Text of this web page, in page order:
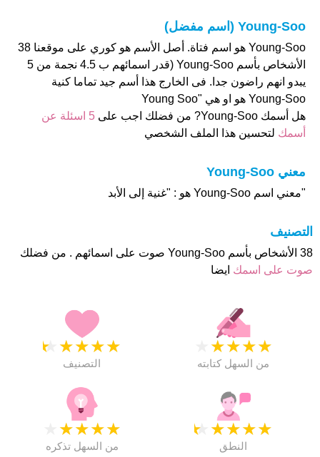
Young-Soo (اسم مفضل)
Young-Soo هو اسم فتاة. أصل الأسم هو كوري على موقعنا 38
الأشخاص بأسم Young-Soo (قدر اسمائهم ب 4.5 نجمة من 5
يبدو انهم راضون جدا. فى الخارج هذا أسم جيد تماما كنية
Young-Soo هو او هي "Young Soo
هل أسمك Young-Soo? من فضلك اجب على
5 اسئلة عن
أسمك لتحسين هذا الملف الشخصي
معني Young-Soo
"معني اسم Young-Soo هو : "غنية إلى الأبد
التصنيف
38 الأشخاص بأسم Young-Soo صوت على اسمائهم . من فضلك
صوت على اسمك ايضا
★
★
★
★
★
التصنيف
★
★
★
★
من السهل كتابته
★
★
★
★
من السهل تذكره
★
★
★
★
★
النطق